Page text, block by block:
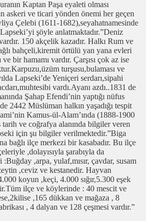
Kaptan Paşa eyaleti olması
askeri ve ticari yönden önemi her geçen
Çelebi (1611-1682),seyahatnamesinde
şöyle anlatmaktadır.”Deniz
150 akçelik kazadır. Halkı Rum ve
bahçeli,kiremit örtülü yan yana evleri
bir hamamı vardır. Çarşısı çok az ise
turşusu,bulaması ve
Lapseki’de Yeniçeri serdarı,sipahi
vardı.Ayanı azdı..1831 de
Şahap Efendi’nin yaptığı nüfus
2442 Müslüman halkın yaşadığı tespit
Kamus-ül-Alam’ında (1888-1900
tarih ve coğrafya alanında bilgiler veren
için şu bilgiler verilmektedir.”Biga
bağlı ilçe merkezi bir kasabadır. Bu ilçe
,dolayısıyla şarabıyla da
,arpa, yulaf,mısır, çavdar, susam
,ceviz ve kestanedir. Hayvan
koyun ,keçi, 4.000 sığır,5.300 eşek
ilçe ve köylerinde : 40 mescit ve
,165 dükkan ve mağaza , 8
, 4 dalyan ve 128 çeşmesi vardır.”